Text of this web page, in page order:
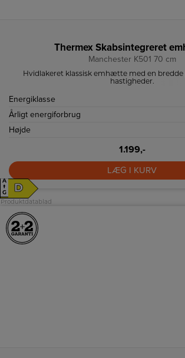
A
↑
G
D
Produktdatablad
Thermex Skabsintegreret
Manchester K501 70 cm
Hvidlakeret klassisk emhætte med en
hastigheder.
Energiklasse
Årligt energiforbrug
Højde
1.199,-
LÆG I KURV